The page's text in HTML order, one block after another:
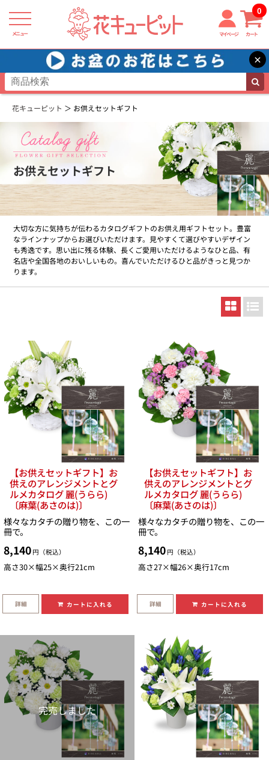
メニュー マイページ カート
0
×
花キューピット お供えセットギフト
お供えセットギフト
大切な方に気持ちが伝わるカタログギフトのお供え用ギフトセット。豊富
なラインナップからお選びいただけます。見やすくて選びやすいデザイン
も秀逸です。思い出に残る体験、長くご愛用いただけるようなひと品、有
名店や全国各地のおいしいもの。喜んでいただけるひと品がきっと見つか
ります。
【お供えセットギフト】お
供えのアレンジメントとグ
ルメカタログ 麗(うらら)
〔麻葉(あさのは)〕
様々なカタチの贈り物を、この一
冊で。
8,140 円（税込）
高さ30×幅25×奥行21cm
詳細 カートに入れる
【お供えセットギフト】お
供えのアレンジメントとグ
ルメカタログ 麗(うらら)
〔麻葉(あさのは)〕
様々なカタチの贈り物を、この一
冊で。
8,140 円（税込）
高さ27×幅26×奥行17cm
詳細 カートに入れる
完売しました